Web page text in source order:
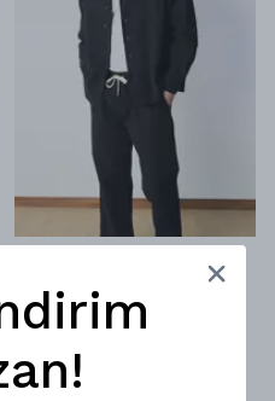
Gömlek - Siyah
%21
₺ 1,399.00